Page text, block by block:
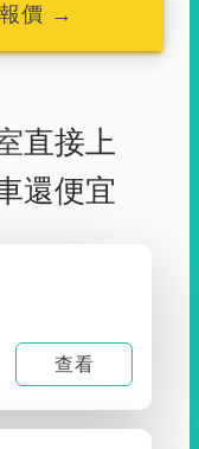
價 →
直接上
還便宜
查看